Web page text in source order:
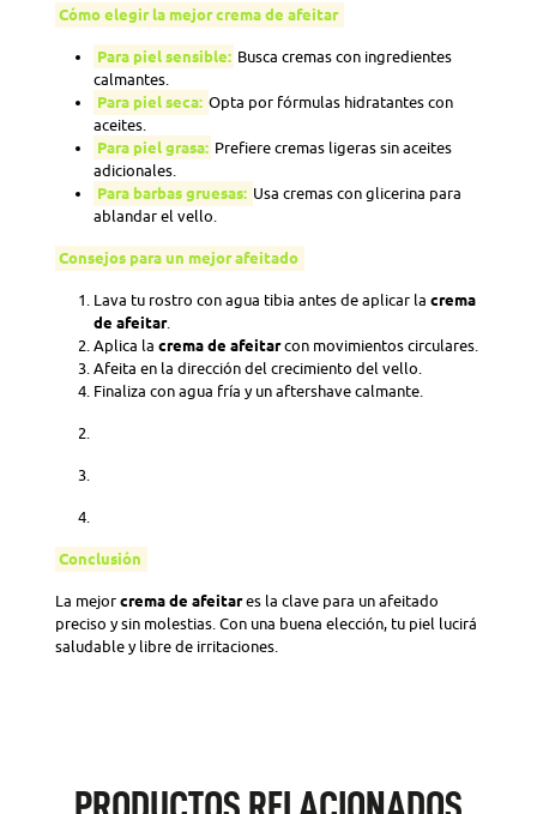
Cómo elegir la mejor crema de afeitar
Para piel sensible: Busca cremas con ingredientes
calmantes.
Para piel seca: Opta por fórmulas hidratantes con
aceites.
Para piel grasa: Prefiere cremas ligeras sin aceites
adicionales.
Para barbas gruesas: Usa cremas con glicerina para
ablandar el vello.
Consejos para un mejor afeitado
Lava tu rostro con agua tibia antes de aplicar la crema
de afeitar.
Aplica la crema de afeitarcon movimientos circulares.
Afeita en la dirección del crecimiento del vello.
Finaliza con agua fría y un aftershave calmante.
Conclusión
La mejor crema de afeitares la clave para un afeitado
preciso y sin molestias. Con una buena elección, tu piel lucirá
saludable y libre de irritaciones.